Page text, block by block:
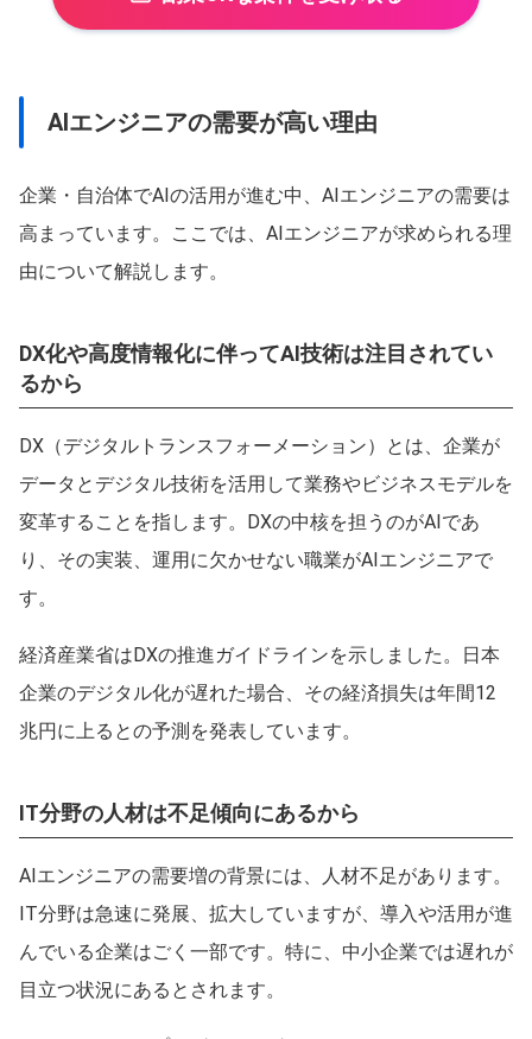
AIエンジニアの需要が高い理由
企業・自治体でAIの活用が進む中、AIエンジニアの需要は
高まっています。ここでは、AIエンジニアが求められる理
由について解説します。
DX化や高度情報化に伴ってAI技術は注目されてい
るから
DX（デジタルトランスフォーメーション）とは、企業が
データとデジタル技術を活用して業務やビジネスモデルを
変革することを指します。DXの中核を担うのがAIであ
り、その実装、運用に欠かせない職業がAIエンジニアで
す。
経済産業省はDXの推進ガイドラインを示しました。日本
企業のデジタル化が遅れた場合、その経済損失は年間12
兆円に上るとの予測を発表しています。
IT分野の人材は不足傾向にあるから
AIエンジニアの需要増の背景には、人材不足があります。
IT分野は急速に発展、拡大していますが、導入や活用が進
んでいる企業はごく一部です。特に、中小企業では遅れが
目立つ状況にあるとされます。